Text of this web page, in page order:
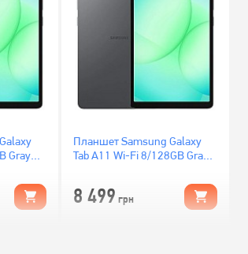
Gray
Планшет Samsung Galaxy
Tab A11 Wi-Fi 8/128GB Gray
8 499 грн